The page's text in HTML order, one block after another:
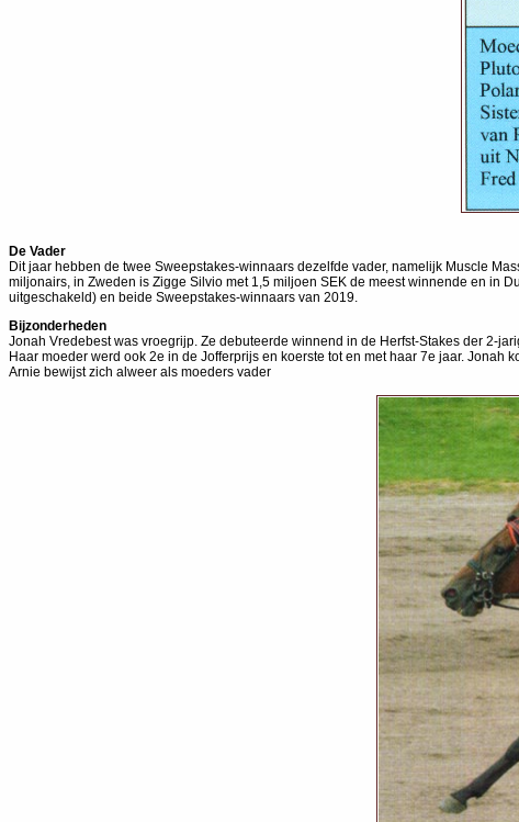
De Vader
Dit jaar hebben de twee Sweepstakes-winnaars dezelfde vader, namelijk Muscle
miljonairs, in Zweden is Zigge Silvio met 1,5 miljoen SEK de meest winnende en in
uitgeschakeld) en beide Sweepstakes-winnaars van 2019.
Bijzonderheden
Jonah Vredebest was vroegrijp. Ze debuteerde winnend in de Herfst-Stakes der 2-
Haar moeder werd ook 2e in de Jofferprijs en koerste tot en met haar 7e jaar.
Arnie bewijst zich alweer als moeders vader